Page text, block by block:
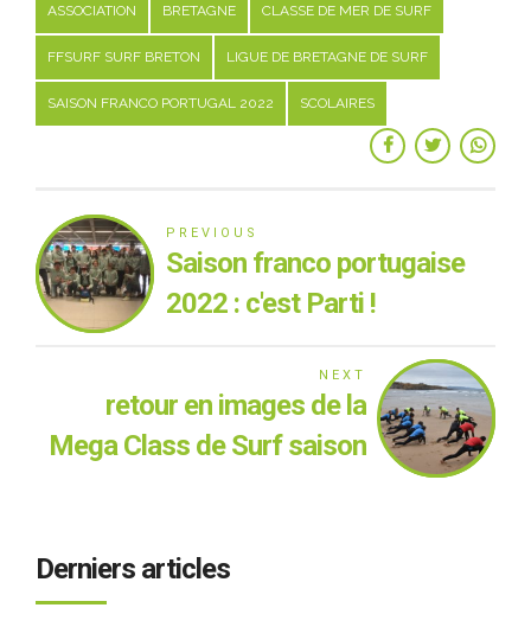
ASSOCIATION BRETAGNE CLASSE DE MER DE SURF
FFSURF SURF BRETON LIGUE DE BRETAGNE DE SURF
SAISON FRANCO PORTUGAL 2022 SCOLAIRES
PREVIOUS
Saison franco portugaise
2022 : c'est Parti !
NEXT
retour en images de la
Mega Class de Surf saison
Derniers articles